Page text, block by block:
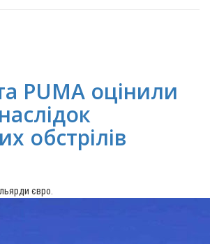
PUMA оцінили
обстрілів
євро.